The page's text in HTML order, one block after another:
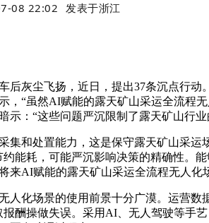
08 22:02 发表于浙江
灰尘飞扬，近日，提出37条沉点行动
，“虽然AI赋能的露天矿山采运全流程
示：“这些问题严沉限制了露天矿山行
和处置能力，这是保守露天矿山采运
能耗，可能严沉影响决策的精确性。
来AI赋能的露天矿山采运全流程无人化
化场景的使用前景十分广漠。运营数
酬操做失误。采用AI、无人驾驶等手